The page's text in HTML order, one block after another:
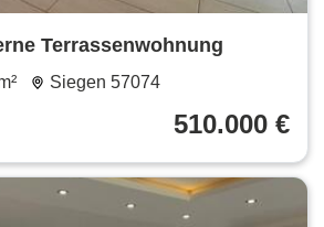
Terrassenwohnung
Siegen 57074
510.000 €